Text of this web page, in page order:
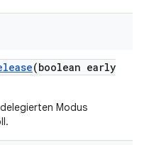
(boolean early
Modus